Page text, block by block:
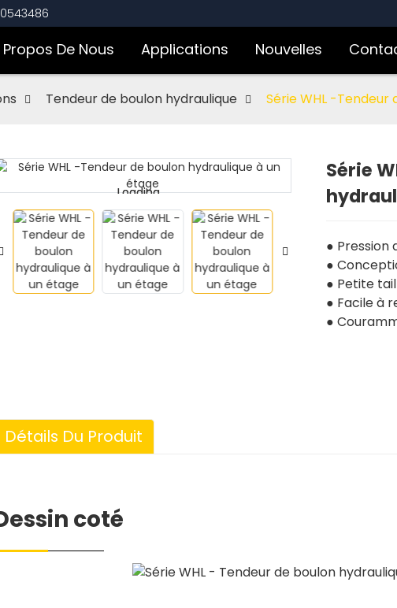
Propos De Nous Applications Nouvelles
Tendeur de boulon hydraulique Série WHL -
Loading...
Loading...
Série
● Pression
●
● Petite
● Facile à
●
Détails Du Produit
coté